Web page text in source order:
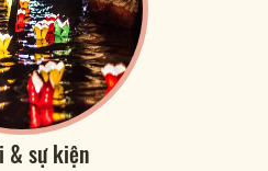
& sự kiện